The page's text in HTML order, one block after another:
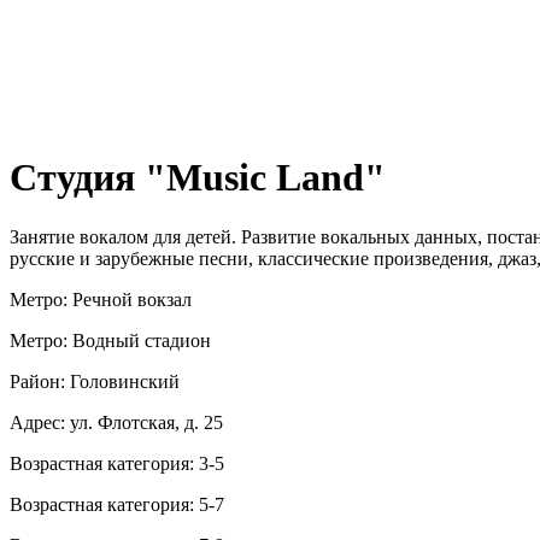
Студия "Music Land"
Занятие вокалом для детей. Развитие вокальных данных,
русские и зарубежные песни, классические произведения,
Метро: Речной вокзал
Метро: Водный стадион
Район: Головинский
Адрес: ул. Флотская, д. 25
Возрастная категория: 3-5
Возрастная категория: 5-7